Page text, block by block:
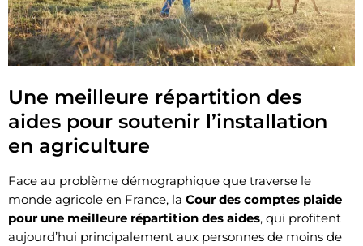
Une meilleure répartition des
aides pour soutenir l’installation
en agriculture
Face au problème démographique que traverse le
monde agricole en France, la Cour des comptes plaide
pour une meilleure répartition des aides, qui profitent
aujourd’hui principalement aux personnes de moins de